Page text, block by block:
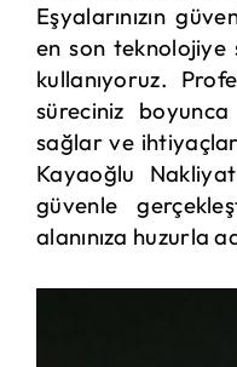
Eşyalarınızın
en son teknolojiye
kullanıyoruz.
süreciniz
sağlar ve
Kayaoğlu
güvenle
alanınıza huzurla